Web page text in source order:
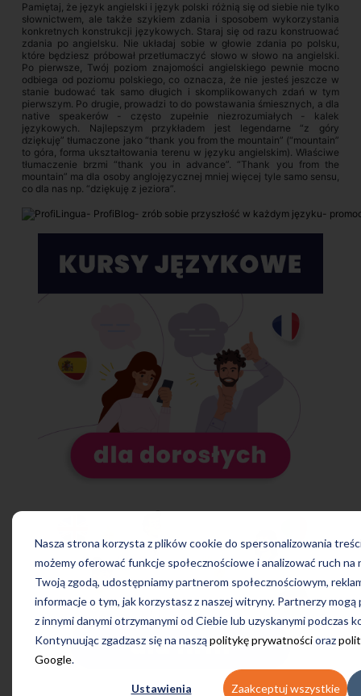
Nasza strona korzysta z plików cookie do spersonalizowania
możemy oferować funkcje społecznościowe i analizować ruch na
Twoją zgodą, udostępniamy partnerom społecznościowym,
informacje o tym, jak korzystasz z naszej witryny. Partnerzy mogą
z innymi danymi otrzymanymi od Ciebie lub uzyskanymi podczas
Kontynuując zgadzasz się na nasząpolitykę prywatnościoraz
Google.
Ustawienia Zaakceptuj wszystkie
Pamiętaj, że język angielski i język polski różnią się od siebie nie tylko
słownictwem, ale także szykiem zdania i sposobem wykorzystania
konkretnych konstrukcji językowych. Staraj się od razu konstruować
zdania po angielsku. Nie układaj sobie w głowie zdania po polsku,
które będziesz próbował przetłumaczyć słowo w słowo na angielski.
Po pierwsze, Twój poziom znajomości angielskiego pewnie mocno
odbiega od poziomu polskiego, co oznacza, że nie jesteś jeszcze w
stanie budować tak samo długich i skomplikowanych zdań w tym
pierwszym. Po drugie, prowadzi to do powstawania śmiesznych, a dla
native speakerów - często zupełnie niezrozumiałych - kalek
językowych. Najlepszym przykładem jest legendarne “z góry
dziękuję” tłumaczone jako “thank you from the mountain” (“mountain”
to góra, forma ukształtowania terenu w języku angielskim). Właściwe
tłumaczenie brzmi “thank you in advance”. “Thank you from the
mountain” ma dla osoby anglojęzycznej mniej więcej tyle samo sensu,
co dla nas np. “dziękuję z jeziora”.